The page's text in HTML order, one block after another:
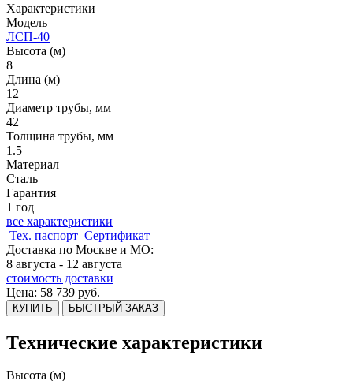
Характеристики
Модель
ЛСП-40
Высота (м)
8
Длина (м)
12
Диаметр трубы, мм
42
Толщина трубы, мм
1.5
Материал
Сталь
Гарантия
1 год
все характеристики
Тех. паспорт Сертификат
Доставка по Москве и МО:
8 августа - 12 августа
стоимость доставки
Цена: 58 739 руб.
КУПИТЬ БЫСТРЫЙ ЗАКАЗ
Технические характеристики
Высота (м)